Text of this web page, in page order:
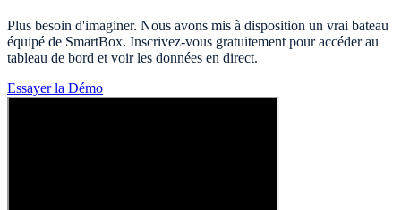
Plus besoin d'imaginer. Nous avons mis à disposition un vrai bateau
équipé de SmartBox. Inscrivez-vous gratuitement pour accéder au
tableau de bord et voir les données en direct.
Essayer la Démo